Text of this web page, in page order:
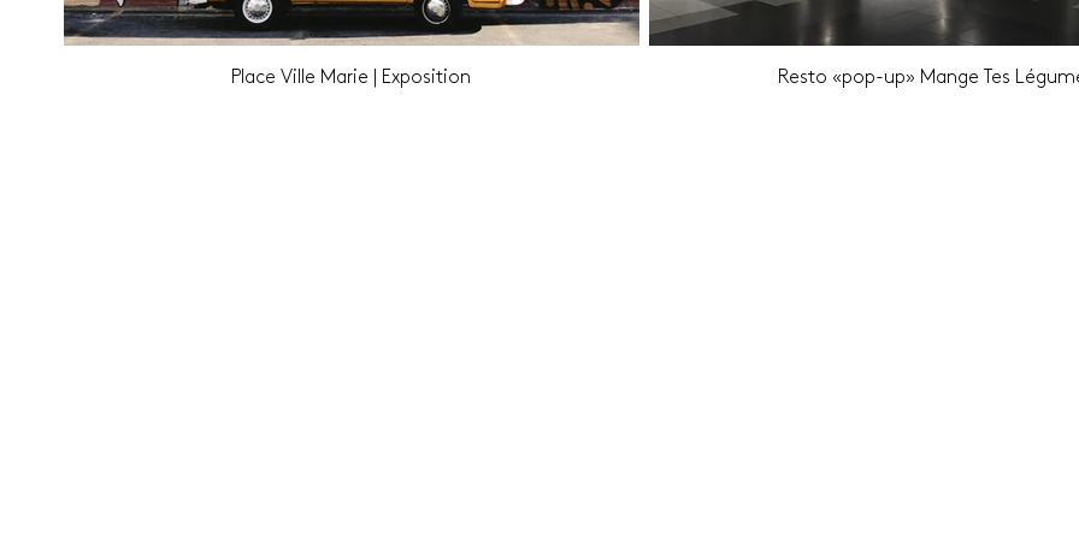
Place Ville Marie | Exposition Resto «pop-up» Mange Tes